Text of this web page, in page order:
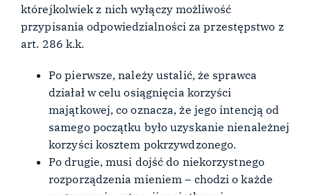
którejkolwiek z nich wyłączy możliwość
przypisania odpowiedzialności za przestępstwo z
art. 286 k.k.
Po pierwsze, należy ustalić, że sprawca
działał w celu osiągnięcia korzyści
majątkowej, co oznacza, że jego intencją od
samego początku było uzyskanie nienależnej
korzyści kosztem pokrzywdzonego.
Po drugie, musi dojść do niekorzystnego
rozporządzenia mieniem – chodzi o każde